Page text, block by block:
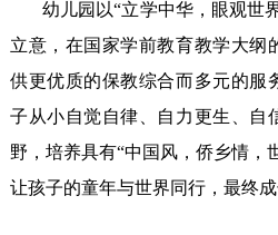
立意，在国家学前教育教学大纲
供更优质的保教综合而多元的服
子从小自觉自律、自力更生、自
野，培养具有“中国风，侨乡情，
让孩子的童年与世界同行，最终成